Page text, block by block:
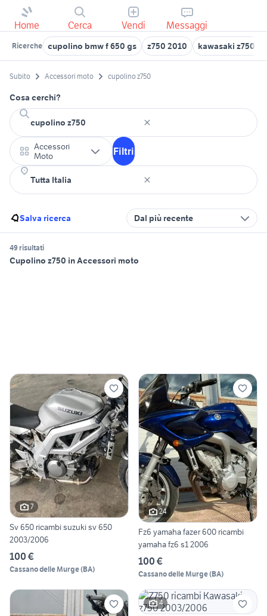
Home Cerca Vendi Messaggi
Ricerche cupolino bmw f 650 gs z750 2010 kawasaki z750 s
Subito Accessori moto cupolino z750
Cosa cerchi?
Accessori
Moto
Filtri
Salva ricerca Dal più recente
49 risultati
Cupolino z750 in Accessori moto
7
Sv 650 ricambi suzuki sv 650
2003/2006
100 €
Cassano delle Murge(BA)
24
Fz6 yamaha fazer 600 ricambi
yamaha fz6 s1 2006
100 €
Cassano delle Murge(BA)
4